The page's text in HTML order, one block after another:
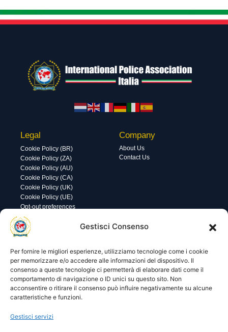
Gestisci Consenso
Per fornire le migliori esperienze, utilizziamo tecnologie come i cookie
per memorizzare e/o accedere alle informazioni del dispositivo. Il
consenso a queste tecnologie ci permetterà di elaborare dati come il
comportamento di navigazione o ID unici su questo sito. Non
acconsentire o ritirare il consenso può influire negativamente su alcune
caratteristiche e funzioni.
Gestisci servizi
Legal
Cookie Policy (BR)
Cookie Policy (ZA)
Cookie Policy (AU)
Cookie Policy (CA)
Cookie Policy (UK)
Cookie Policy (UE)
Opt-out preferences
Company
About Us
Contact Us
Utility
Visite di oggi: 2
Visite totali: 13559
Area gestione